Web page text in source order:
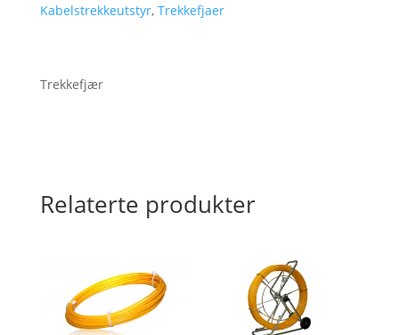
m
Kabelstrekkeutstyr, Trekkefjaer
Trekkefjær
Relaterte produkter